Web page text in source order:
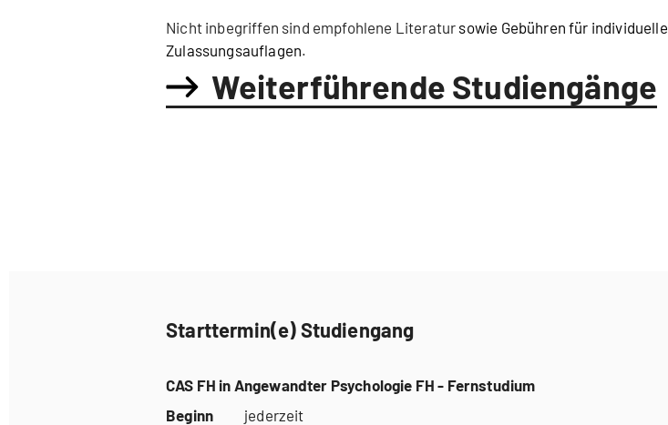
Nicht inbegriffen sind empfohlene Literatur sowie Gebühren für individuelle
Zulassungsauflagen.
Weiterführende Studiengänge
Starttermin(e) Studiengang
CAS FH in Angewandter Psychologie FH - Fernstudium
Beginn
jederzeit